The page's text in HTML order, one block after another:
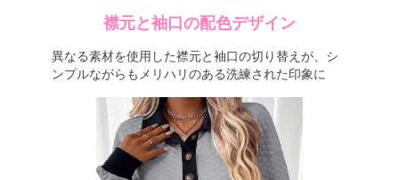
襟元と袖口の配色デザイン
異なる素材を使用した襟元と袖口の切り替えが、シ
ンプルながらもメリハリのある洗練された印象に